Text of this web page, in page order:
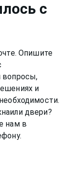
с
Опишите
вопросы,
и
или двери?
нам в